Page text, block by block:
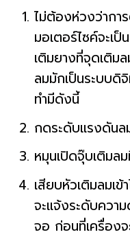
ไม่ต้องห่วงว่ากา
มอเตอร์ไซค์จะเ
เติมยางที่จุดเติม
ลมมักเป็นระบบ
ทำมีดังนี้
กดระดับแรงดัน
หมุนเปิดจุ๊บเติมล
เสียบหัวเติมลมเ
จะแจ้งระดับควา
จอ ก่อนที่เครื่อง